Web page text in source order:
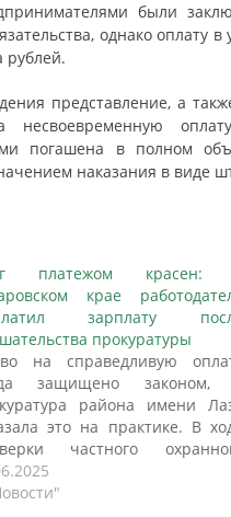
были
однако оплату
рублей.
представление, а
несвоевременную
погашена в полном
наказания в виде
платежом красен:
крае
зарплату
прокуратуры
на справедливую
защищено законом,
района имени
это на практике. В
частного
вскрылось